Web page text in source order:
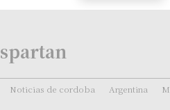
spartan
Noticias de cordoba Argentina